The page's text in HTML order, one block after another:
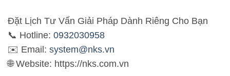
Đặt Lịch Tư Vấn Giải Pháp Dành Riêng Cho Bạn
📞 Hotline: 0932030958
✉️ Email: system@nks.vn
🌐 Website: https://nks.com.vn